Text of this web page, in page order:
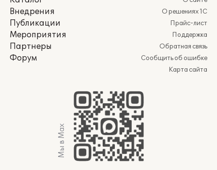
Внедрения
Публикации
Мероприятия
Партнеры
Форум
О решениях 1С
Прайс-лист
Поддержка
Обратная связь
Сообщить об ошибке
Карта сайта
Мы в Max